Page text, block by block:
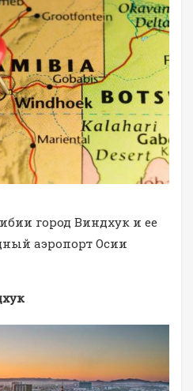
город Виндхук и ее
аэропорт Осии